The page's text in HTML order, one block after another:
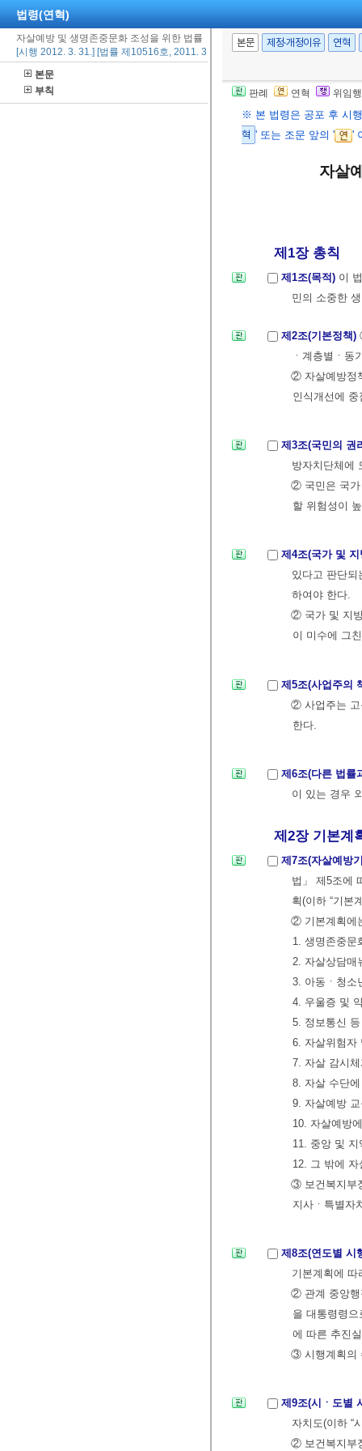
법령(연혁)
자살예방 및 생명존중문화 조성을 위한 법률
[시행 2012. 3. 31.] [법률 제10516호, 2011. 3. 30., 제정]
본문
부칙
본문 제정·개정이유 연혁
판례 연혁 위임
※ 본 법령은 공포 후 시
혁 ' 또는 조문 앞의 ' '
자살
제1장 총칙
제1조(목적) 이
민의 소중한
제2조(기본정책)
ㆍ계층별ㆍ
② 자살예방정
인식개선에
제3조(국민의 권
방자치단체에
② 국민은 국가
할 위험성이
제4조(국가 및
있다고 판단되
하여야 한다.
② 국가 및 지
이 미수에 그
제5조(사업주의
② 사업주는 고
한다.
제6조(다른 법률
이 있는 경우
제2장 기본계획
제7조(자살예방
법」 제5조에
획(이하 “기본
② 기본계획에
1. 생명존중문
2. 자살상담매
3. 아동ㆍ청소
4. 우울증 및
5. 정보통신
6. 자살위험자
7. 자살 감시
8. 자살 수단
9. 자살예방
10. 자살예방
11. 중앙 및
12. 그 밖에
③ 보건복지부
지사ㆍ특별자
제8조(연도별 시
기본계획에 따
② 관계 중앙행
을 대통령령
에 따른 추진
③ 시행계획의
제9조(시ㆍ도별
자치도(이하 “
② 보건복지부